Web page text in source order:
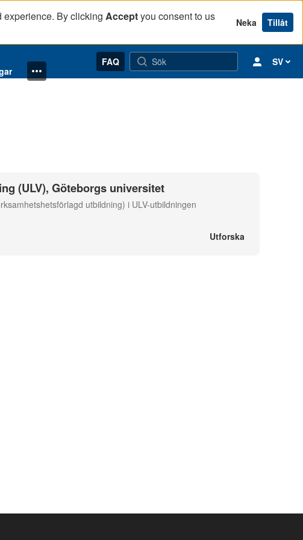
experience. By clicking Acceptyou consent to us
Neka Tillåt
FAQ SV
(ULV), Göteborgs universitet
utbildning) i ULV-utbildningen
Utforska